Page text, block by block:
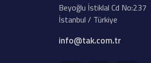
Beyoğlu İstiklal Cd No:237
İstanbul / Türkiye
info@tak.com.tr